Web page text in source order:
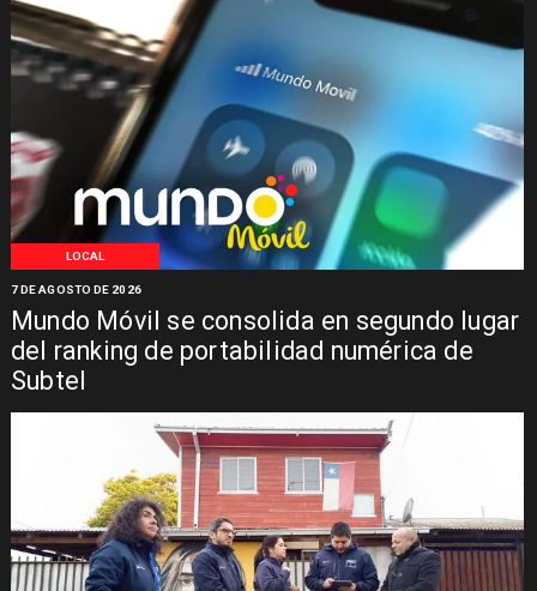
LOCAL
Mundo Móvil se consolida en segundo lugar
del ranking de portabilidad numérica de
Subtel
7 DE AGOSTO DE 2026